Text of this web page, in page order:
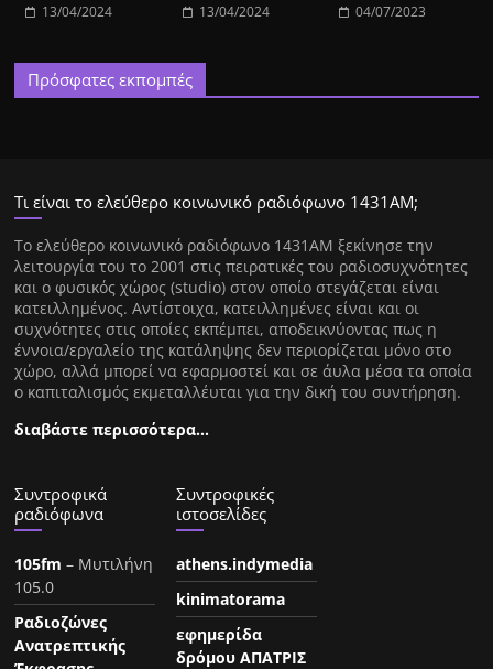
13/04/2024 13/04/2024 04/07/2023
Πρόσφατες εκπομπές
Τι είναι το ελεύθερο κοινωνικό ραδιόφωνο 1431ΑΜ;
Tο ελεύθερο κοινωνικό ραδιόφωνο 1431AM ξεκίνησε την
λειτουργία του το 2001 στις πειρατικές του ραδιοσυχνότητες
και ο φυσικός χώρος (studio) στον οποίο στεγάζεται είναι
κατειλλημένος. Αντίστοιχα, κατειλλημένες είναι και οι
συχνότητες στις οποίες εκπέμπει, αποδεικνύοντας πως η
έννοια/εργαλείο της κατάληψης δεν περιορίζεται μόνο στο
χώρο, αλλά μπορεί να εφαρμοστεί και σε άυλα μέσα τα οποία
ο καπιταλισμός εκμεταλλέυται για την δική του συντήρηση.
διαβάστε περισσότερα…
Συντροφικά
ραδιόφωνα
105fm – Μυτιλήνη
105.0
Ραδιοζώνες
Ανατρεπτικής
Συντροφικές
ιστοσελίδες
athens.indymedia
kinimatorama
εφημερίδα
δρόμου ΑΠΑΤΡΙΣ